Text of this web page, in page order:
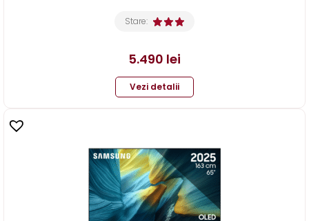
Stare:
5.490 lei
Vezi detalii